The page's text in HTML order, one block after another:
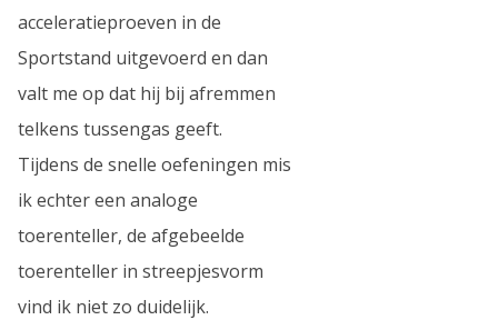
acceleratieproeven in de
Sportstand uitgevoerd en dan
valt me op dat hij bij afremmen
telkens tussengas geeft.
Tijdens de snelle oefeningen mis
ik echter een analoge
toerenteller, de afgebeelde
toerenteller in streepjesvorm
vind ik niet zo duidelijk.